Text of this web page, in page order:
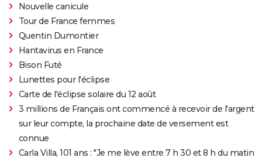
Nouvelle canicule
Tour de France femmes
Quentin Dumontier
Hantavirus en France
Bison Futé
Lunettes pour l'éclipse
Carte de l'éclipse solaire du 12 août
3 millions de Français ont commencé à recevoir de l'argent
sur leur compte, la prochaine date de versement est
connue
Carla Villa, 101 ans : "Je me lève entre 7 h 30 et 8 h du matin